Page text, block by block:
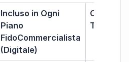
Incluso in Ogni
Piano
FidoCommercialista
(Digitale)